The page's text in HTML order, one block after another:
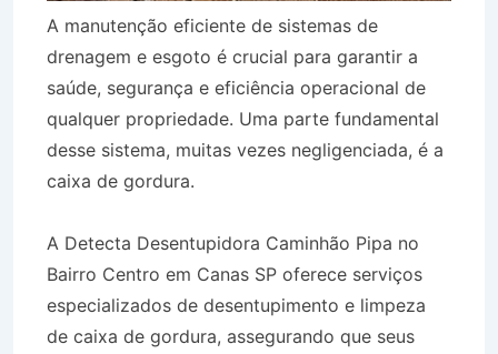
A manutenção eficiente de sistemas de
drenagem e esgoto é crucial para garantir a
saúde, segurança e eficiência operacional de
qualquer propriedade. Uma parte fundamental
desse sistema, muitas vezes negligenciada, é a
caixa de gordura.
A Detecta Desentupidora Caminhão Pipa no
Bairro Centro em Canas SP oferece serviços
especializados de desentupimento e limpeza
de caixa de gordura, assegurando que seus